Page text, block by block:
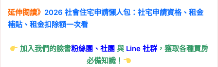
延伸閱讀》 2026 社會住宅申請懶人包：社宅申請資格、租金
補貼、租金扣除額一次看
加入我們的臉書粉絲團、社團與 Line社群 ，獲取各種買房
必備知識！